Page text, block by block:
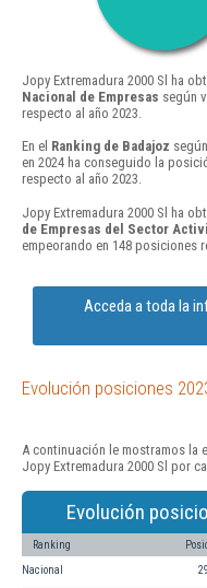
Jopy Extremadura 2000 Sl ha
Nacional de Empresas según
respecto al año 2023.
En el Ranking de Badajoz
en 2024 ha conseguido la
respecto al año 2023.
Jopy Extremadura 2000 Sl ha
de Empresas del Sector
empeorando en 148 posiciones
Acceda a toda la
Evolución posiciones
A continuación le mostramos la
Jopy Extremadura 2000 Sl por
Evolución
Ranking
Nacional